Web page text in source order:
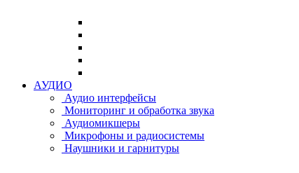
АУДИО
Аудио интерфейсы
Мониторинг и обработка звука
Аудиомикшеры
Микрофоны и радиосистемы
Наушники и гарнитуры